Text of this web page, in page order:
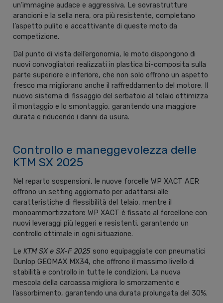
un’immagine audace e aggressiva. Le sovrastrutture
arancioni e la sella nera, ora più resistente, completano
l’aspetto pulito e accattivante di queste moto da
competizione.
Dal punto di vista dell’ergonomia, le moto dispongono di
nuovi convogliatori realizzati in plastica bi-composita sulla
parte superiore e inferiore, che non solo offrono un aspetto
fresco ma migliorano anche il raffreddamento del motore. Il
nuovo sistema di fissaggio del serbatoio al telaio ottimizza
il montaggio e lo smontaggio, garantendo una maggiore
durata e riducendo i danni da usura.
Controllo e maneggevolezza delle
KTM SX 2025
Nel reparto sospensioni, le nuove forcelle WP XACT AER
offrono un setting aggiornato per adattarsi alle
caratteristiche di flessibilità del telaio, mentre il
monoammortizzatore WP XACT è fissato al forcellone con
nuovi leveraggi più leggeri e resistenti, garantendo un
controllo ottimale in ogni situazione.
Le KTM SX e SX-F 2025sono equipaggiate con pneumatici
Dunlop GEOMAX MX34, che offrono il massimo livello di
stabilità e controllo in tutte le condizioni. La nuova
mescola della carcassa migliora lo smorzamento e
l’assorbimento, garantendo una durata prolungata del 30%.